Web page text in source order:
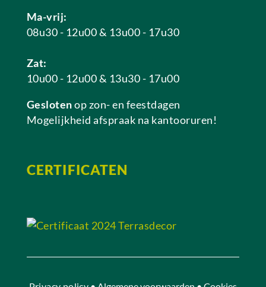
Ma-vrij:
08u30 - 12u00 & 13u00 - 17u30
Zat:
10u00 - 12u00 & 13u30 - 17u00
Geslotenop zon- en feestdagen
Mogelijkheid afspraak na kantooruren!
CERTIFICATEN